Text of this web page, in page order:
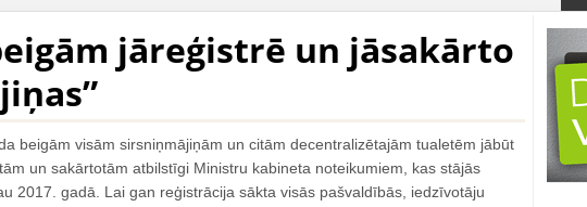
jāreģistrē un jāsakārto
beigām visām sirsniņmājiņām un citām decentralizētajām tualetēm jābūt
un sakārtotām atbilstīgi Ministru kabineta noteikumiem, kas stājās
2017. gadā. Lai gan reģistrācija sākta visās pašvaldībās, iedzīvotāju